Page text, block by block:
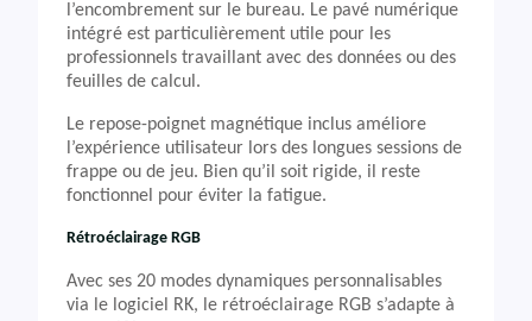
l’encombrement sur le bureau. Le pavé numérique
intégré est particulièrement utile pour les
professionnels travaillant avec des données ou des
feuilles de calcul.
Le repose-poignet magnétique inclus améliore
l’expérience utilisateur lors des longues sessions de
frappe ou de jeu. Bien qu’il soit rigide, il reste
fonctionnel pour éviter la fatigue.
Rétroéclairage RGB
Avec ses 20 modes dynamiques personnalisables
via le logiciel RK, le rétroéclairage RGB s’adapte à